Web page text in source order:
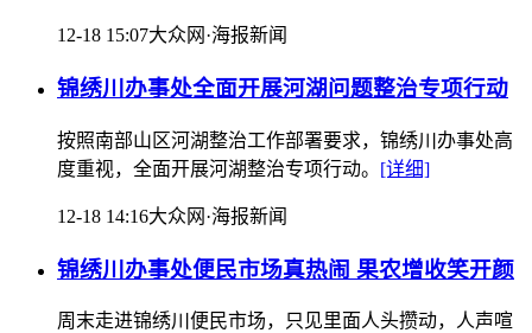
12-18 15:07大众网·海报新闻
锦绣川办事处全面开展河湖问题整治专项行动
按照南部山区河湖整治工作部署要求，锦绣川办事处高
度重视，全面开展河湖整治专项行动。 [详细]
12-18 14:16大众网·海报新闻
锦绣川办事处便民市场真热闹 果农增收笑开颜
周末走进锦绣川便民市场，只见里面人头攒动，人声喧